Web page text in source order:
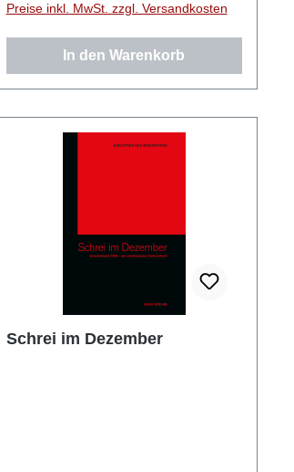
Preise inkl. MwSt. zzgl. Versandkosten
In den Warenkorb
Schrei im Dezember